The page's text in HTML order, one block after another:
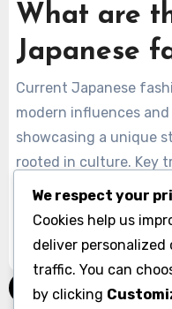
What are
Japanese
Current Japanese
modern influences
showcasing a unique
rooted in culture. Key
adaptations of
designs, vibrant
friendly practices.
▾
We respect your
Cookies help us
deliver
traffic. You can
by clicking